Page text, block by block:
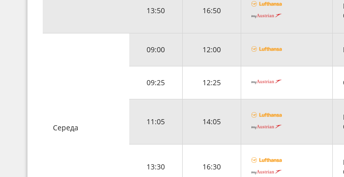
13:50 16:50
Середа
09:00 12:00
09:25 12:25
11:05 14:05
13:30 16:30